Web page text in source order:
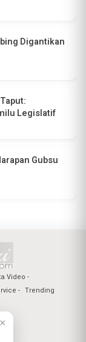
Digantikan
Legislatif
Gubsu
Video
Trending
×